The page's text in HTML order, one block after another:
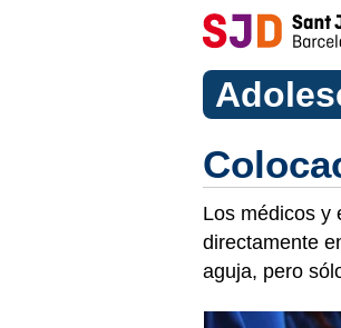
Los médicos y
directamente
aguja, pero